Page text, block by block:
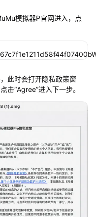
模拟器P官网进入，点
此时会打开隐私政策窗
击“Agree”进入下一步。